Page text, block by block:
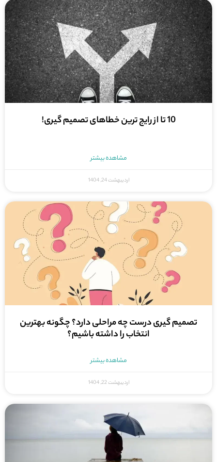
10 تا از رایج ترین خطاهای تصمیم گیری!
مشاهده بیشتر
اردیبهشت 24, 1404
تصمیم گیری درست چه مراحلی دارد؟ چگونه بهترین
انتخاب را داشته باشیم؟
مشاهده بیشتر
اردیبهشت 22, 1404